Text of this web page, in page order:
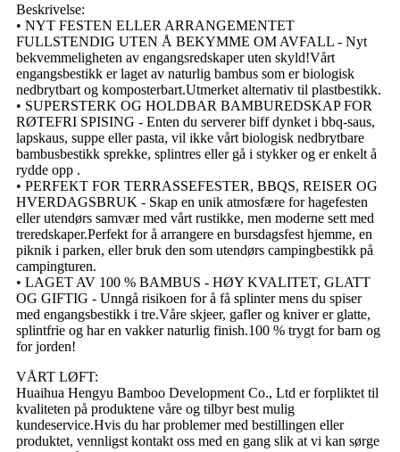
Beskrivelse:
• NYT FESTEN ELLER ARRANGEMENTET
FULLSTENDIG UTEN Å BEKYMME OM AVFALL - Nyt
bekvemmeligheten av engangsredskaper uten skyld!Vårt
engangsbestikk er laget av naturlig bambus som er biologisk
nedbrytbart og komposterbart.Utmerket alternativ til plastbestikk.
• SUPERSTERK OG HOLDBAR BAMBUREDSKAP FOR
RØTEFRI SPISING - Enten du serverer biff dynket i bbq-saus,
lapskaus, suppe eller pasta, vil ikke vårt biologisk nedbrytbare
bambusbestikk sprekke, splintres eller gå i stykker og er enkelt å
rydde opp .
• PERFEKT FOR TERRASSEFESTER, BBQS, REISER OG
HVERDAGSBRUK - Skap en unik atmosfære for hagefesten
eller utendørs samvær med vårt rustikke, men moderne sett med
treredskaper.Perfekt for å arrangere en bursdagsfest hjemme, en
piknik i parken, eller bruk den som utendørs campingbestikk på
campingturen.
• LAGET AV 100 % BAMBUS - HØY KVALITET, GLATT
OG GIFTIG - Unngå risikoen for å få splinter mens du spiser
med engangsbestikk i tre.Våre skjeer, gafler og kniver er glatte,
splintfrie og har en vakker naturlig finish.100 % trygt for barn og
for jorden!
VÅRT LØFT:
Huaihua Hengyu Bamboo Development Co., Ltd er forpliktet til
kvaliteten på produktene våre og tilbyr best mulig
kundeservice.Hvis du har problemer med bestillingen eller
produktet, vennligst kontakt oss med en gang slik at vi kan sørge